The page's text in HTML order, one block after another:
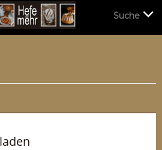
Suche
Suche